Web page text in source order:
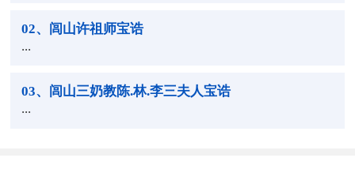
02、闾山许祖师宝诰
...
03、闾山三奶教陈.林.李三夫人宝诰
...